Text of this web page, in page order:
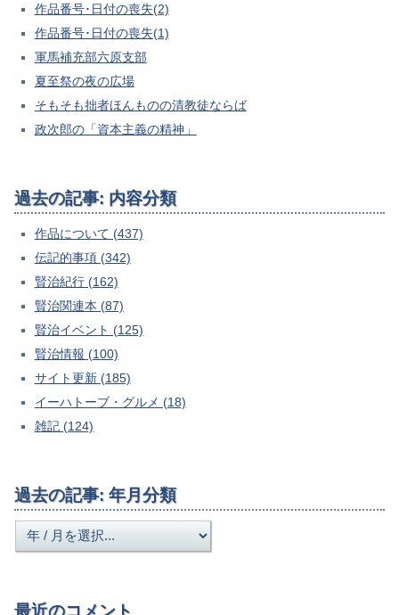
作品番号･日付の喪失(2)
作品番号･日付の喪失(1)
軍馬補充部六原支部
夏至祭の夜の広場
そもそも拙者ほんものの清教徒ならば
政次郎の「資本主義の精神」
過去の記事: 内容分類
作品について (437)
伝記的事項 (342)
賢治紀行 (162)
賢治関連本 (87)
賢治イベント (125)
賢治情報 (100)
サイト更新 (185)
イーハトーブ・グルメ (18)
雑記 (124)
過去の記事: 年月分類
最近のコメント